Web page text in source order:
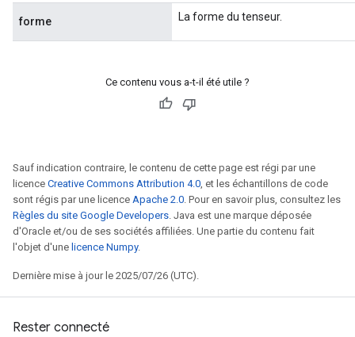
forme La forme du tenseur.
Ce contenu vous a-t-il été utile ?
Sauf indication contraire, le contenu de cette page est régi par une
licence Creative Commons Attribution 4.0, et les échantillons de code
sont régis par une licence Apache 2.0. Pour en savoir plus, consultez les
Règles du site Google Developers. Java est une marque déposée
d'Oracle et/ou de ses sociétés affiliées. Une partie du contenu fait
l'objet d'une licence Numpy.
Dernière mise à jour le 2025/07/26 (UTC).
Rester connecté